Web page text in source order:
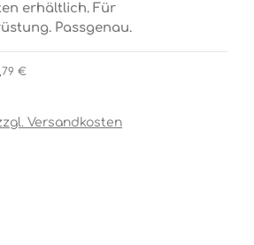
erhältlich. Für
Passgenau.
€
Versandkosten
von 0 von 5 Sternen